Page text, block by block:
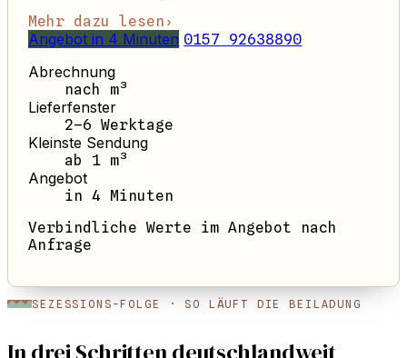
Mehr dazu lesen ›
Angebot in 4 Minuten 0157 92638890
Abrechnung
nach m³
Lieferfenster
2–6 Werktage
Kleinste Sendung
ab 1 m³
Angebot
in 4 Minuten
Verbindliche Werte im Angebot nach
Anfrage
SEZESSIONS-FOLGE · SO LÄUFT DIE BEILADUNG